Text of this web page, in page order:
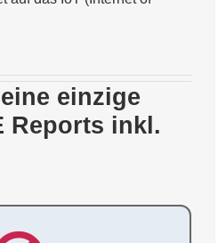
einzige
Reports inkl.